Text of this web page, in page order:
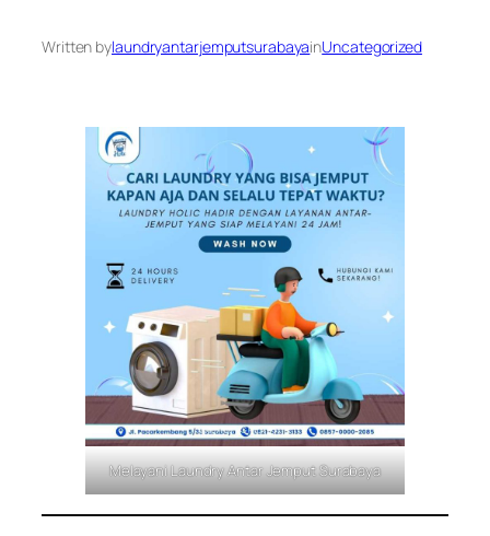
Written bylaundryantarjemputsurabayainUncategorized
Melayani Laundry Antar Jemput Surabaya